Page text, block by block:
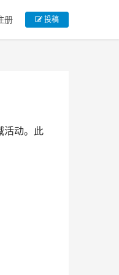
册 投稿
活动。此